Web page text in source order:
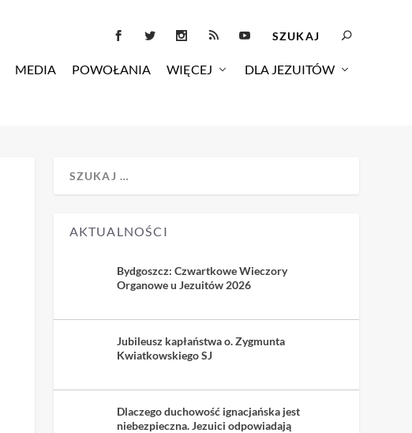
MEDIA POWOŁANIA WIĘCEJ DLA JEZUITÓW
AKTUALNOŚCI
Bydgoszcz: Czwartkowe Wieczory
Organowe u Jezuitów 2026
Jubileusz kapłaństwa o. Zygmunta
Kwiatkowskiego SJ
Dlaczego duchowość ignacjańska jest
niebezpieczna. Jezuici odpowiadają